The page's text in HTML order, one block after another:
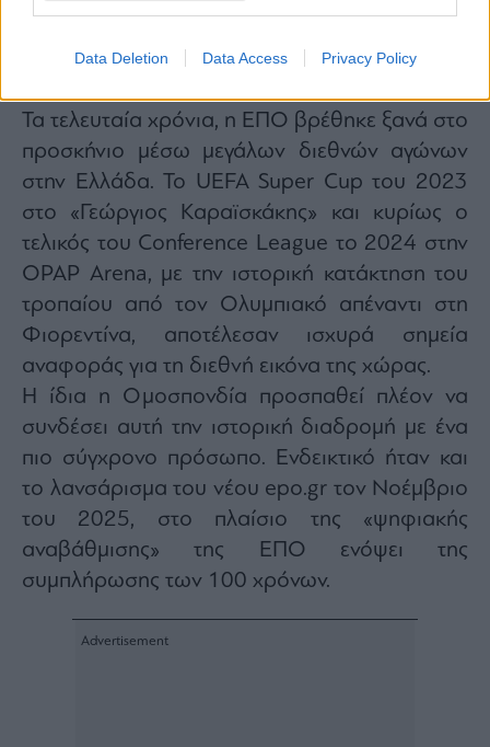
Data Deletion Data Access Privacy Policy
αλλά και ο τελικός του 2007 μεταξύ Μίλαν και
Τα τελευταία χρόνια, η ΕΠΟ βρέθηκε ξανά στο
προσκήνιο μέσω μεγάλων διεθνών αγώνων
στην Ελλάδα. Το UEFA Super Cup του 2023
στο «Γεώργιος Καραϊσκάκης» και κυρίως ο
τελικός του Conference League το 2024 στην
OPAP Arena, με την ιστορική κατάκτηση του
τροπαίου από τον Ολυμπιακό απέναντι στη
Φιορεντίνα, αποτέλεσαν ισχυρά σημεία
αναφοράς για τη διεθνή εικόνα της χώρας.
Η ίδια η Ομοσπονδία προσπαθεί πλέον να
συνδέσει αυτή την ιστορική διαδρομή με ένα
πιο σύγχρονο πρόσωπο. Ενδεικτικό ήταν και
το λανσάρισμα του νέου epo.gr τον Νοέμβριο
του 2025, στο πλαίσιο της «ψηφιακής
αναβάθμισης» της ΕΠΟ ενόψει της
συμπλήρωσης των 100 χρόνων.